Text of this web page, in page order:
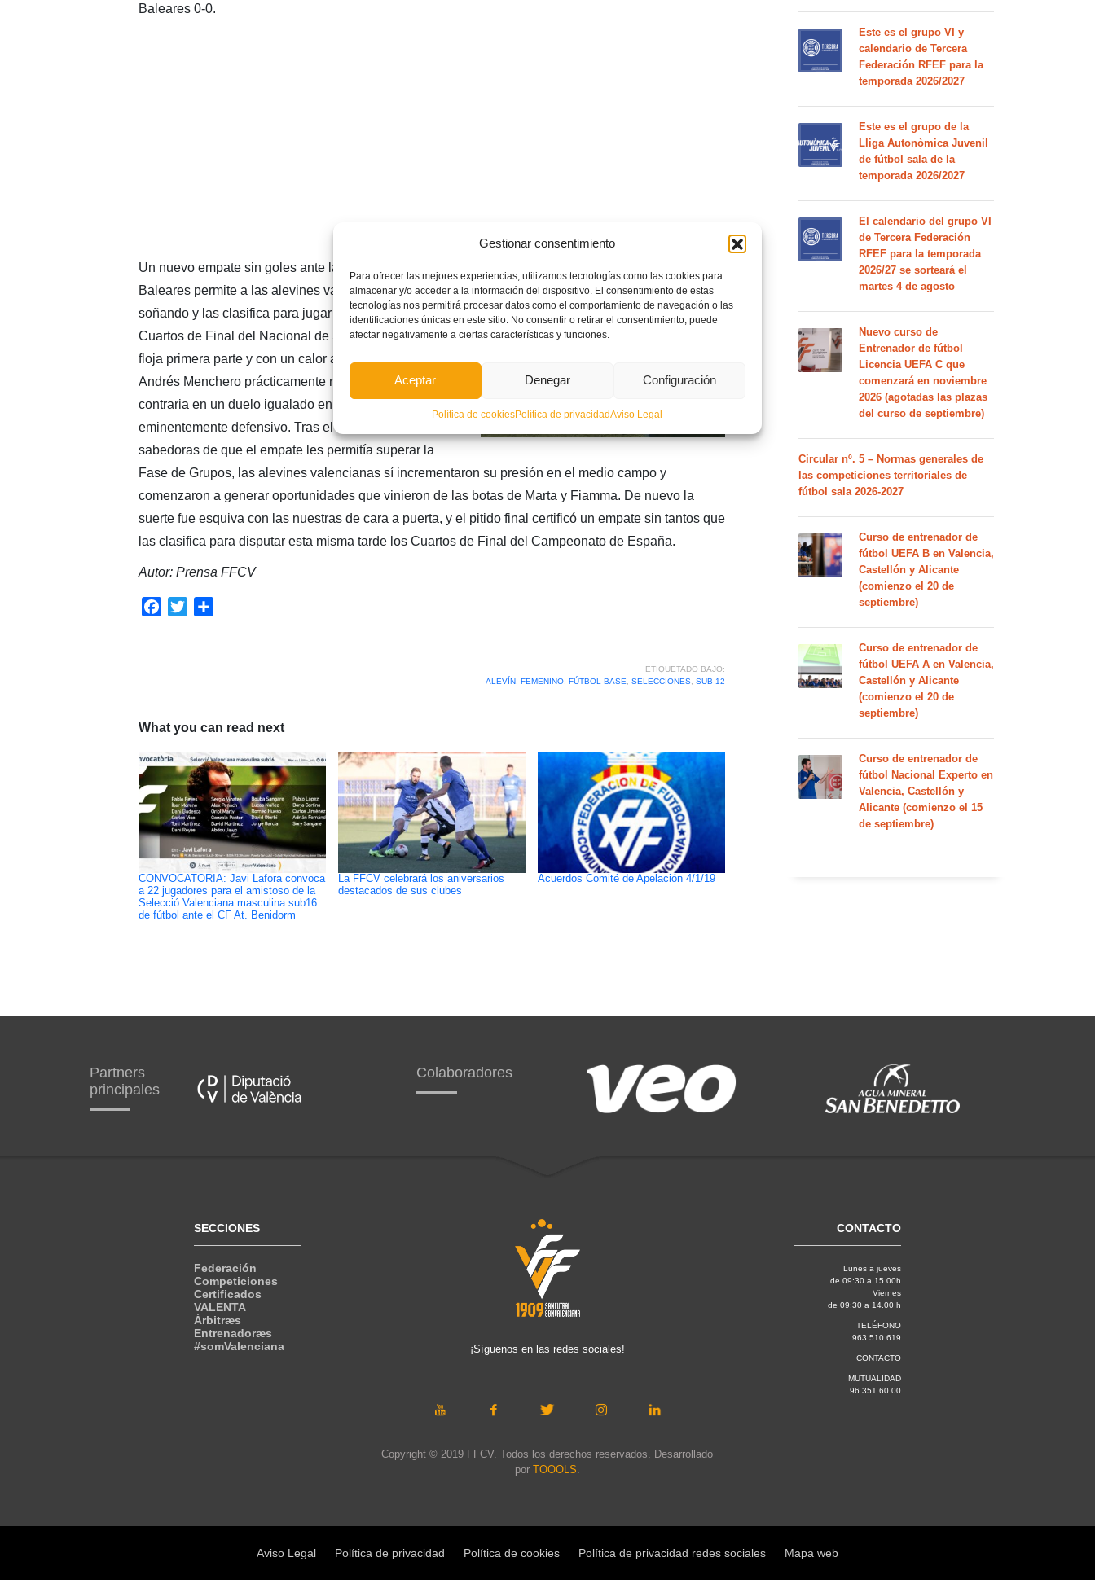
Gestionar consentimiento
Para ofrecer las mejores experiencias, utilizamos tecnologías como las cookies para
almacenar y/o acceder a la información del dispositivo. El consentimiento de estas
tecnologías nos permitirá procesar datos como el comportamiento de navegación o las
identificaciones únicas en este sitio. No consentir o retirar el consentimiento, puede
afectar negativamente a ciertas características y funciones.
Aceptar Denegar Configuración
Política de cookiesPolítica de privacidadAviso Legal
Baleares 0-0.
Un nuevo empate sin goles ante la Selección de
Baleares permite a las alevines valencianas seguir
soñando y las clasifica para jugar esta misma tarde los
Cuartos de Final del Nacional de Selecciones. En una
floja primera parte y con un calor asfixiante, las de José
Andrés Menchero prácticamente no cercaron la portería
contraria en un duelo igualado en lo físico y
eminentemente defensivo. Tras el descanso, y aún
sabedoras de que el empate les permitía superar la
Fase de Grupos, las alevines valencianas sí incrementaron su presión en el medio campo y
comenzaron a generar oportunidades que vinieron de las botas de Marta y Fiamma. De nuevo la
suerte fue esquiva con las nuestras de cara a puerta, y el pitido final certificó un empate sin tantos que
las clasifica para disputar esta misma tarde los Cuartos de Final del Campeonato de España.
Autor: Prensa FFCV
Facebook
Twitter
ETIQUETADO BAJO:
ALEVÍN, FEMENINO, FÚTBOL BASE SELECCIONES, SUB-12
What you can read next
CONVOCATORIA: Javi Lafora convoca
a 22 jugadores para el amistoso de la
Selecció Valenciana masculina sub16
de fútbol ante el CF At. Benidorm
La FFCV celebrará los aniversarios
destacados de sus clubes
Acuerdos Comité de Apelación 4/1/19
Este es el grupo VI y
calendario de Tercera
Federación RFEF para la
temporada 2026/2027
Este es el grupo de la
Lliga Autonòmica Juvenil
de fútbol sala de la
temporada 2026/2027
El calendario del grupo VI
de Tercera Federación
RFEF para la temporada
2026/27 se sorteará el
martes 4 de agosto
Nuevo curso de
Entrenador de fútbol
Licencia UEFA C que
comenzará en noviembre
2026 (agotadas las plazas
del curso de septiembre)
Circular nº. 5 – Normas generales de
las competiciones territoriales de
fútbol sala 2026-2027
Curso de entrenador de
fútbol UEFA B en Valencia,
Castellón y Alicante
(comienzo el 20 de
septiembre)
Curso de entrenador de
fútbol UEFA A en Valencia,
Castellón y Alicante
(comienzo el 20 de
septiembre)
Curso de entrenador de
fútbol Nacional Experto en
Valencia, Castellón y
Alicante (comienzo el 15
de septiembre)
Partners
principales
Colaboradores
SECCIONES
Federación
Competiciones
Certificados
VALENTA
Árbitræs
Entrenadoræs
#somValenciana
¡Síguenos en las redes sociales!
Copyright © 2019 FFCV. Todos los derechos reservados. Desarrollado
por TOOOLS.
CONTACTO
Lunes a jueves
de 09:30 a 15.00h
Viernes
de 09:30 a 14.00 h
TELÉFONO
963 510 619
CONTACTO
MUTUALIDAD
96 351 60 00
Aviso Legal Política de privacidad Política de cookies Política de privacidad redes sociales Mapa web